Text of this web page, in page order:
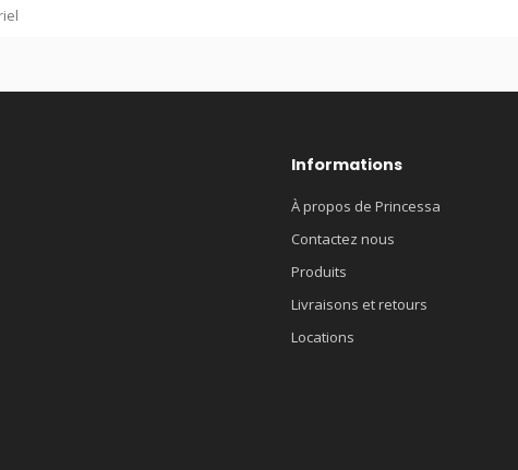
Informations
À propos de Princessa
Contactez nous
Produits
Livraisons et retours
Locations